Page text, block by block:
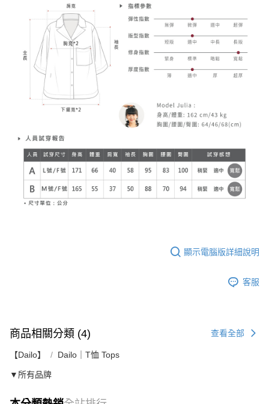
顯示電腦版詳細說明
客服
商品相關分類 (4) 查看全部
【Dailo】 Dailo｜T恤 Tops
▼所有品牌